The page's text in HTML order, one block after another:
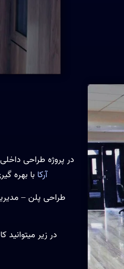
در پروژه طراحی
آرکا با بهره
طراحی پلن –
در زیر میتوانید